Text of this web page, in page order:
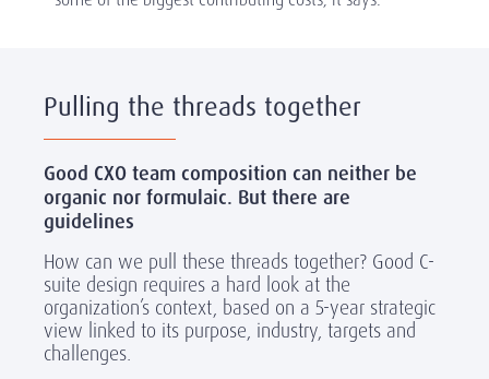
Pulling the threads together
Good CXO team composition can neither be
organic nor formulaic. But there are
guidelines
How can we pull these threads together? Good C-
suite design requires a hard look at the
organization’s context, based on a 5-year strategic
view linked to its purpose, industry, targets and
challenges.